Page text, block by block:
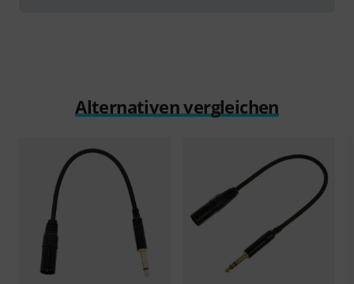
Alternativen vergleichen